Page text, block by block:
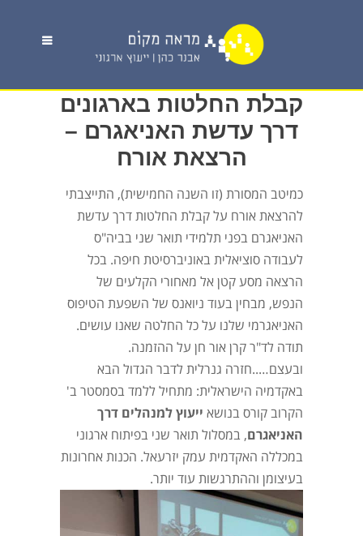
קבלת החלטות בארגונים
דרך עדשת האניאגרם –
הרצאת אורח
כמיטב המסורת (זו השנה החמישית), התייצבתי
להרצאת אורח על קבלת החלטות דרך עדשת
האניאגרם בפני תלמידי תואר שני בביה"ס
לעבודה סוציאלית באוניברסיטת חיפה. בכל
הרצאה מסע קטן אל מאחורי הקלעים של
הנפש, מבחין בעוד ניואנס של השפעת הטיפוס
האניאגרמי שלנו על כל החלטה שאנו עושים.
תודה לד"ר קרן אור חן על ההזמנה.
ובעצם…..חזרה גנרלית לדבר הגדול הבא
באקדמיה הישראלית: מתחיל ללמד בסמסטר ב'
הקרוב קורס בנושא ייעוץ למנהלים דרך
האניאגרם, במסלול תואר שני בפיתוח ארגוני
במכללה האקדמית עמק יזרעאל. הכנות אחרונות
בעיצומן וההתרגשות עוד יותר.